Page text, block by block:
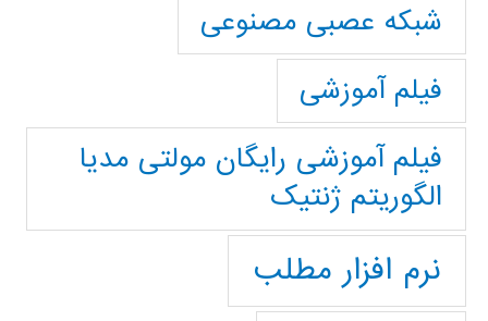
شبکه عصبی مصنوعی
فیلم آموزشی
فیلم آموزشی رایگان مولتی مدیا
الگوریتم ژنتیک
نرم افزار مطلب